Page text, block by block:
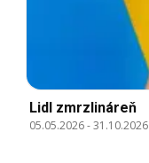
Lidl zmrzlináreň
05.05.2026-31.10.2026